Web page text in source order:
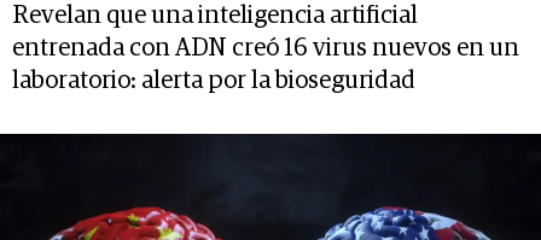
Revelan que una inteligencia artificial
entrenada con ADN creó 16 virus nuevos en un
laboratorio: alerta por la bioseguridad